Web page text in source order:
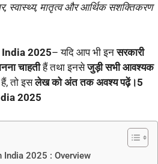
स्वास्थ्य, मातृत्व और आर्थिक सशक्तिकरण
2025– यदि आप भी इनसरकारी
चाहतीहैं तथा इनसेजुड़ी सभी आवश्यक
तो इसलेख को अंत तक अवश्य पढ़ें।5
2025
India 2025 : Overview